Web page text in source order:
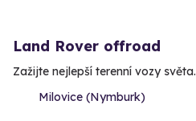
Land Rover offroad
Zažijte nejlepší terenní vozy světa.
Milovice (Nymburk)